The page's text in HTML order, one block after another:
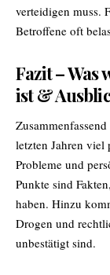
verteidigen muss.
Betroffene oft
Fazit – Was
ist &
letzten Jahren viel
Probleme und
Punkte sind
haben. Hinzu
Drogen und
unbestätigt sind.